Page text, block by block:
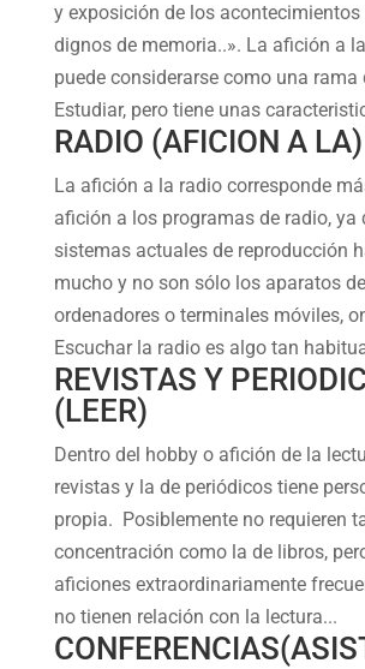
y exposición de los
dignos de memoria..». La afición a
puede considerarse como una rama
Estudiar, pero tiene unas
RADIO (AFICION A LA)
La afición a la radio corresponde
afición a los programas de radio, ya
sistemas actuales de reproducción
mucho y no son sólo los aparatos
ordenadores o terminales móviles,
Escuchar la radio es algo tan
REVISTAS Y
(LEER)
Dentro del hobby o afición de la
revistas y la de periódicos tiene
propia. Posiblemente no requieren
concentración como la de libros,
aficiones extraordinariamente
no tienen relación con la lectura...